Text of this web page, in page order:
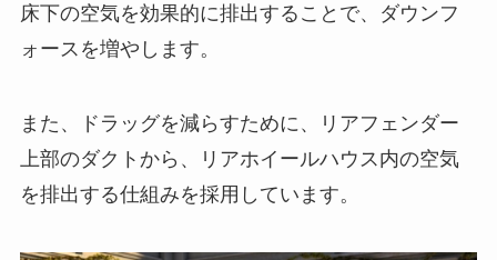
床下の空気を効果的に排出することで、ダウンフ
ォースを増やします。
また、ドラッグを減らすために、リアフェンダー
上部のダクトから、リアホイールハウス内の空気
を排出する仕組みを採用しています。